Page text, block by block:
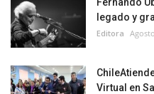
legado y
Editora
Virtual en